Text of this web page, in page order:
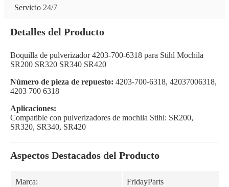
Servicio 24/7
Detalles del Producto
Boquilla de pulverizador 4203-700-6318 para Stihl Mochila
SR200 SR320 SR340 SR420
Número de pieza de repuesto: 4203-700-6318, 42037006318,
4203 700 6318
Aplicaciones:
Compatible con pulverizadores de mochila Stihl: SR200,
SR320, SR340, SR420
Aspectos Destacados del Producto
Marca: FridayParts